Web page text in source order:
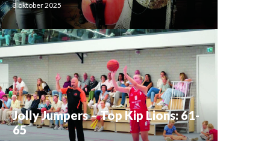
3 oktober 2025
Jolly Jumpers – Top Kip Lions: 61-
65